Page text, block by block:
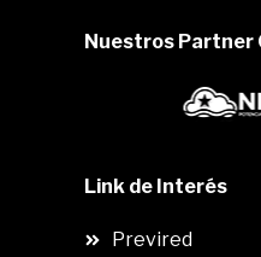
Nuestros Partner
Link de Interés
Previred